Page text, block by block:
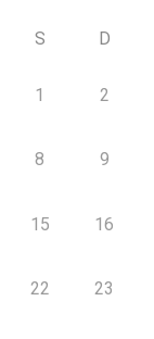
S D
1 2
8 9
15 16
22 23